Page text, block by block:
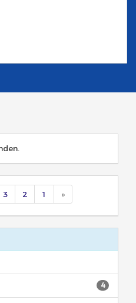
3 2 1 »
4